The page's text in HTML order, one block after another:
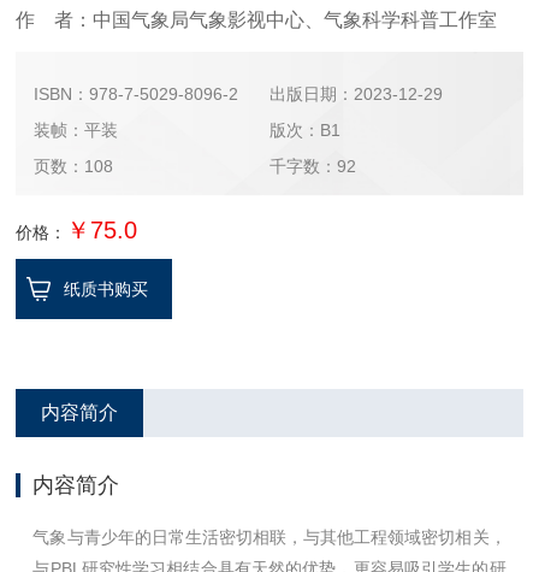
作 者：中国气象局气象影视中心、气象科学科普工作室
ISBN：978-7-5029-8096-2
出版日期：2023-12-29
装帧：平装
版次：B1
页数：108
千字数：92
价格： ￥75.0
纸质书购买
内容简介
内容简介
气象与青少年的日常生活密切相联，与其他工程领域密切相关，